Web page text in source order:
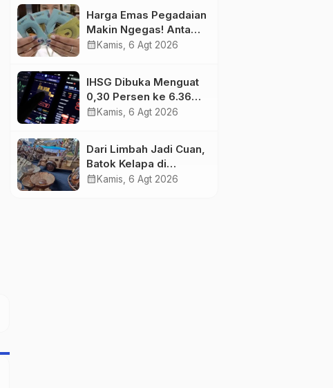
Harga Emas Pegadaian
Makin Ngegas! Antam
Tembus Rp2,787 Juta
calendar_month Kamis, 6 Agt 2026
IHSG Dibuka Menguat
0,30 Persen ke 6.369,
Saham Emas dan
calendar_month Kamis, 6 Agt 2026
Dari Limbah Jadi Cuan,
Batok Kelapa di
Tanjung Jabung Barat
calendar_month Kamis, 6 Agt 2026